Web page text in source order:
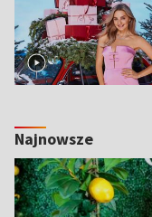
Najnowsze